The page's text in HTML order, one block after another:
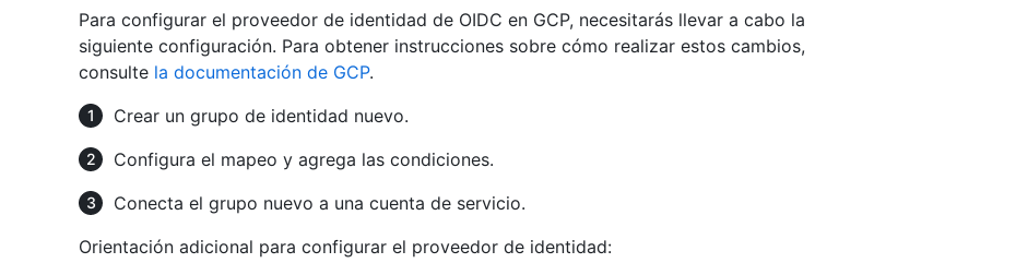
Para configurar el proveedor de identidad de OIDC en GCP, necesitarás llevar a cabo la
siguiente configuración. Para obtener instrucciones sobre cómo realizar estos cambios,
consulte la documentación de GCP.
Crear un grupo de identidad nuevo.
Configura el mapeo y agrega las condiciones.
Conecta el grupo nuevo a una cuenta de servicio.
Orientación adicional para configurar el proveedor de identidad: